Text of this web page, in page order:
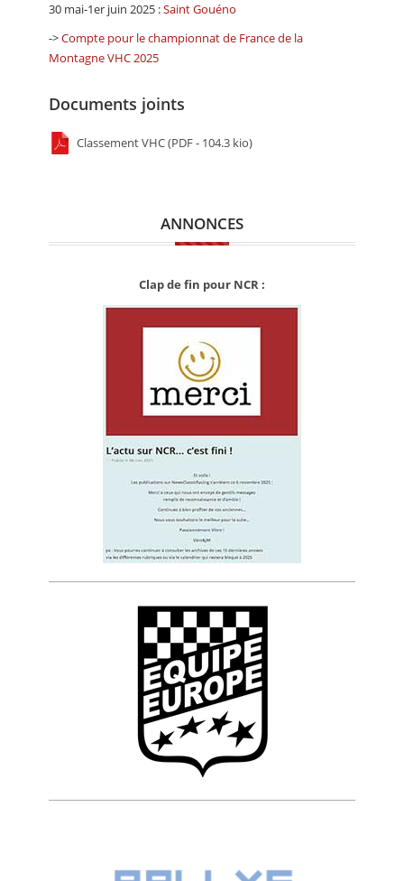
30 mai-1er juin 2025 :Saint Gouéno
->Compte pour le championnat de France de la
Montagne VHC 2025
Documents joints
Classement VHC (PDF - 104.3 kio)
ANNONCES
Clap de fin pour NCR :